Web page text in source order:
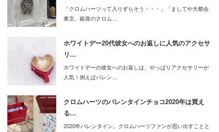
「クロムハーツって入りずらそう・・・」「ましてや大都会
東京、銀座のクロム…
ホワイトデー20代彼女へのお返しに人気のアクセサ
リ…
ホワイトデーの彼女へのお返しは、やっぱりアクセサリーが
人気！例えばバレン…
クロムハーツのバレンタインチョコ2020年は買え
る…
2020年バレンタイン。クロムハーツファンが思い出すことと